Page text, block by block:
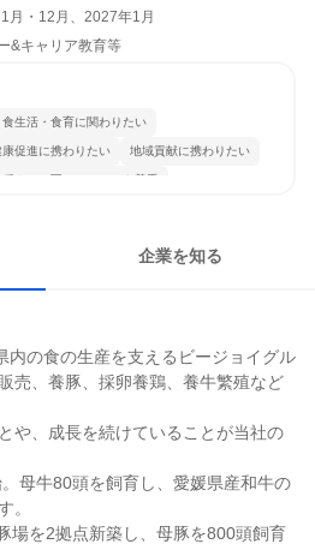
月・12月、2027年1月
&キャリア教育等
食生活・食育に関わりたい
康促進に携わりたい 地域貢献に携わりたい
穏やかで互いのペースを尊重
企業を知る
内の食の生産を支えるビージョイグル
売、養豚、採卵養鶏、養牛繁殖など
や、成長を続けていることが当社の
母牛80頭を飼育し、愛媛県産和牛の
。
場を2拠点新築し、母豚を800頭飼育